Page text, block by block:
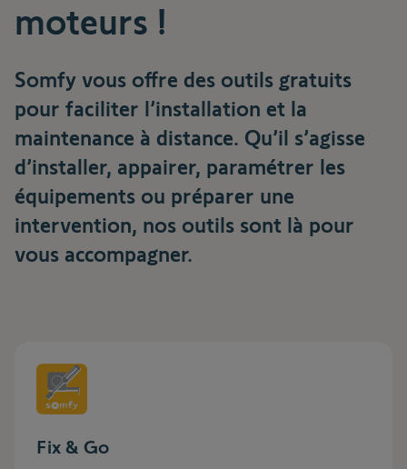
moteurs !
Somfy vous offre des outils gratuits
pour faciliter l’installation et la
maintenance à distance. Qu’il s’agisse
d’installer, appairer, paramétrer les
équipements ou préparer une
intervention, nos outils sont là pour
vous accompagner.
Fix & Go